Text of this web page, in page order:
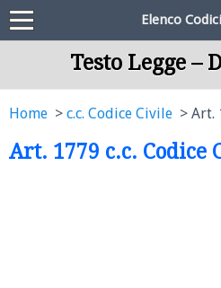
Elenco
Testo Legge –
Home c.c. Codice Civile Art.
Art. 1779 c.c. Codice